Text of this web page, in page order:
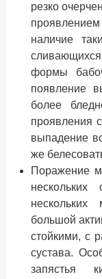
резко
наличие
сливающихся
формы
появление
более
проявления
выпадение
же
Поражение
нескольких
большой
стойкими, с
сустава.
запястья